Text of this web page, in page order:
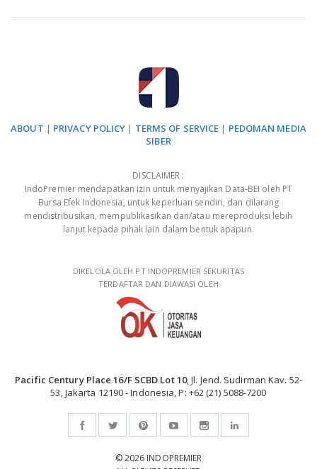
ABOUT | PRIVACY POLICY | TERMS OF SERVICE | PEDOMAN MEDIA
SIBER
DISCLAIMER :
IndoPremier mendapatkan izin untuk menyajikan Data-BEI oleh PT
Bursa Efek Indonesia, untuk keperluan sendiri, dan dilarang
mendistribusikan, mempublikasikan dan/atau mereproduksi lebih
lanjut kepada pihak lain dalam bentuk apapun.
DIKELOLA OLEH PT INDOPREMIER SEKURITAS
TERDAFTAR DAN DIAWASI OLEH
Pacific Century Place 16/F SCBD Lot 10, Jl. Jend. Sudirman Kav. 52-
53, Jakarta 12190 - Indonesia, P: +62 (21) 5088-7200
© 2026 INDOPREMIER